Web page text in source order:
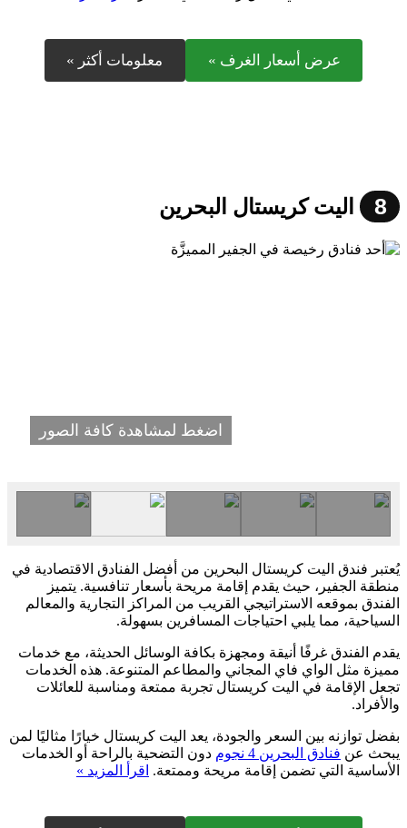
عرض أسعار الغرف » معلومات أكثر »
8 اليت كريستال البحرين
اضغط لمشاهدة كافة الصور
يُعتبر فندق اليت كريستال البحرين من أفضل الفنادق الاقتصادية في
منطقة الجفير، حيث يقدم إقامة مريحة بأسعار تنافسية. يتميز
الفندق بموقعه الاستراتيجي القريب من المراكز التجارية والمعالم
السياحية، مما يلبي احتياجات المسافرين بسهولة.
يقدم الفندق غرفًا أنيقة ومجهزة بكافة الوسائل الحديثة، مع خدمات
مميزة مثل الواي فاي المجاني والمطاعم المتنوعة. هذه الخدمات
تجعل الإقامة في اليت كريستال تجربة ممتعة ومناسبة للعائلات
والأفراد.
بفضل توازنه بين السعر والجودة، يعد اليت كريستال خيارًا مثاليًا لمن
يبحث عن فنادق البحرين 4 نجوم
دون التضحية بالراحة أو الخدمات
الأساسية التي تضمن إقامة مريحة وممتعة. اقرأ المزيد »